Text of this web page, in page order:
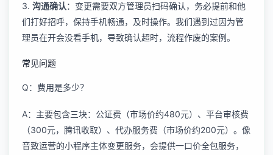
3. 沟通确认：变更需要双方管理员扫码确认，务必提前和他
们打好招呼，保持手机畅通，及时操作。我们遇到过因为管
理员在开会没看手机，导致确认超时，流程作废的案例。
常见问题
Q：费用是多少？
A：主要包含三块：公证费（市场价约480元）、平台审核费
（300元，腾讯收取）、代办服务费（市场价约200元）。像
音致运营的小程序主体变更服务，会提供一口价全包服务，